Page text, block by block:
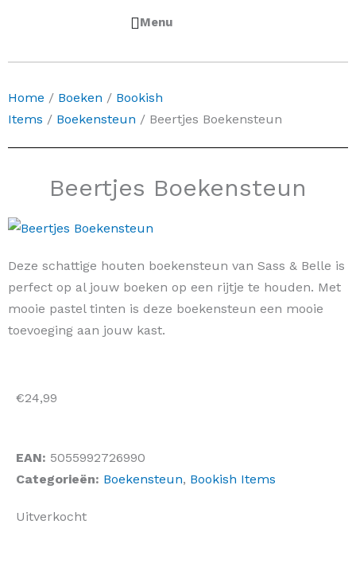
Home / Boeken / Bookish
Items / Boekensteun / Beertjes Boekensteun
Beertjes Boekensteun
Deze schattige houten boekensteun van Sass & Belle is
perfect op al jouw boeken op een rijtje te houden. Met
mooie pastel tinten is deze boekensteun een mooie
toevoeging aan jouw kast.
€24,99
EAN: 5055992726990
Categorieën: Boekensteun, Bookish Items
Uitverkocht